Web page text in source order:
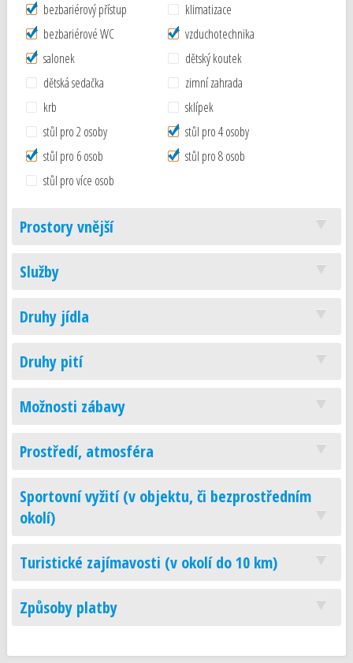
bezbariérový přístup
klimatizace
bezbariérové WC
vzduchotechnika
salonek
dětský koutek
dětská sedačka
zimní zahrada
krb
sklípek
stůl pro 2 osoby
stůl pro 4 osoby
stůl pro 6 osob
stůl pro 8 osob
stůl pro více osob
Prostory vnější
Služby
Druhy jídla
Druhy pití
Možnosti zábavy
Prostředí, atmosféra
Sportovní vyžití (v objektu, či bezprostředním
okolí)
Turistické zajímavosti (v okolí do 10 km)
Způsoby platby